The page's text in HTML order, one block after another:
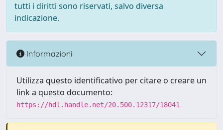
tutti i diritti sono riservati, salvo diversa
indicazione.
Informazioni
Utilizza questo identificativo per citare o creare un
link a questo documento:
https://hdl.handle.net/20.500.12317/18041